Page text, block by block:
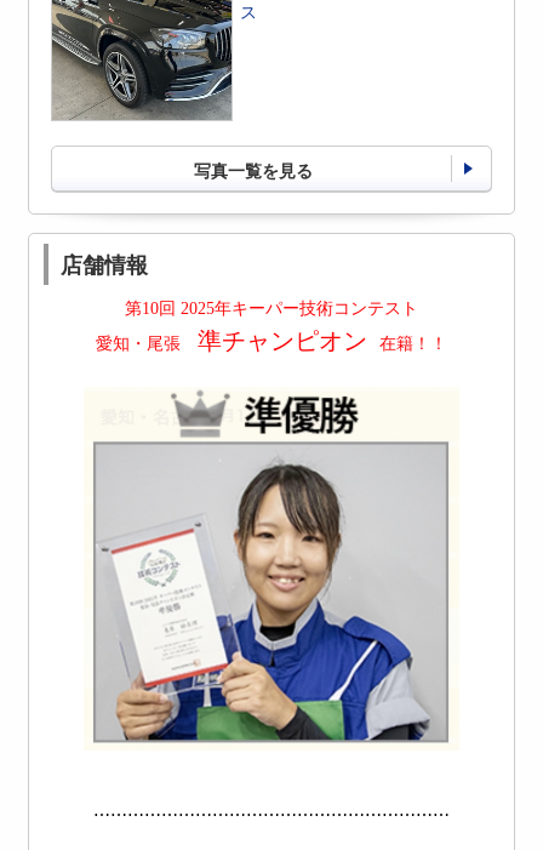
ス
写真一覧を見る
店舗情報
第10回 2025年キーパー技術コンテスト
愛知・尾張
準チャンピオン 在籍！！
⋯⋯⋯⋯⋯⋯⋯⋯⋯⋯⋯⋯⋯⋯⋯⋯⋯⋯⋯⋯⋯